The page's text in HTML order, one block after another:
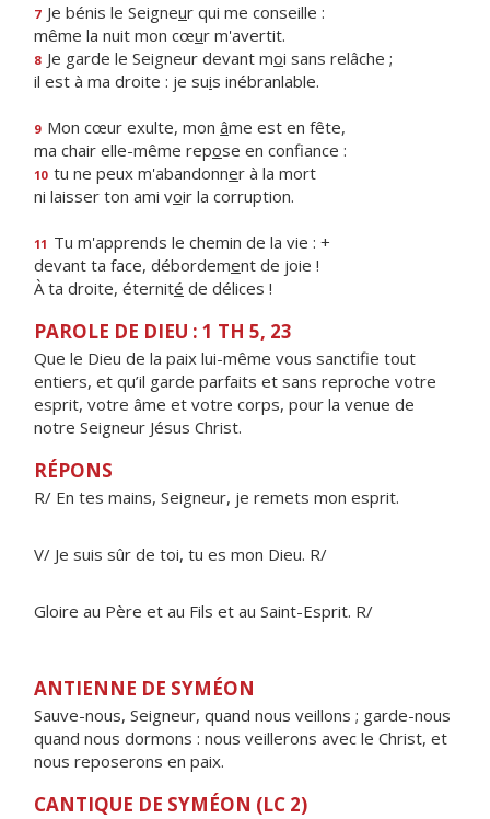
7 Je bénis le Seigneur qui me conseille :
même la nuit mon cœur m'avertit.
8 Je garde le Seigneur devant moi sans relâche ;
il est à ma droite : je suis inébranlable.
9 Mon cœur exulte, mon âme est en fête,
ma chair elle-même repose en confiance :
10 tu ne peux m'abandonner à la mort
ni laisser ton ami voir la corruption.
11 Tu m'apprends le chemin de la vie : +
devant ta face, débordement de joie !
À ta droite, éternité de délices !
PAROLE DE DIEU : 1 TH 5, 23
Que le Dieu de la paix lui-même vous sanctifie tout
entiers, et qu’il garde parfaits et sans reproche votre
esprit, votre âme et votre corps, pour la venue de
notre Seigneur Jésus Christ.
RÉPONS
R/ En tes mains, Seigneur, je remets mon esprit.
V/ Je suis sûr de toi, tu es mon Dieu. R/
Gloire au Père et au Fils et au Saint-Esprit. R/
ANTIENNE DE SYMÉON
Sauve-nous, Seigneur, quand nous veillons ; garde-nous
quand nous dormons : nous veillerons avec le Christ, et
nous reposerons en paix.
CANTIQUE DE SYMÉON (LC 2)